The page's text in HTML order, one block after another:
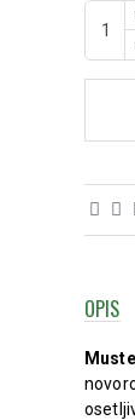
OPIS